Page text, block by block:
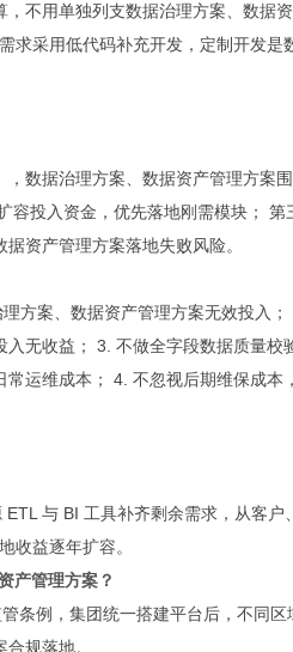
不用单独列支数据治理方案、数据
求采用低代码补充开发，定制开发是
数据治理方案、数据资产管理方案
容投入资金，优先落地刚需模块； 第
资产管理方案落地失败风险。
方案、数据资产管理方案无效投入；
无收益； 3. 不做全字段数据质量校
运维成本； 4. 不忽视后期维保成本
与 BI 工具补齐剩余需求，从客户、
收益逐年扩容。
产管理方案？
条例，集团统一搭建平台后，不同区
规落地。